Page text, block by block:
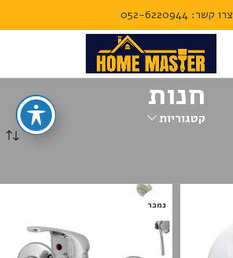
צרו קשר: 052-6220944
חנות
קטגוריות
נמכר